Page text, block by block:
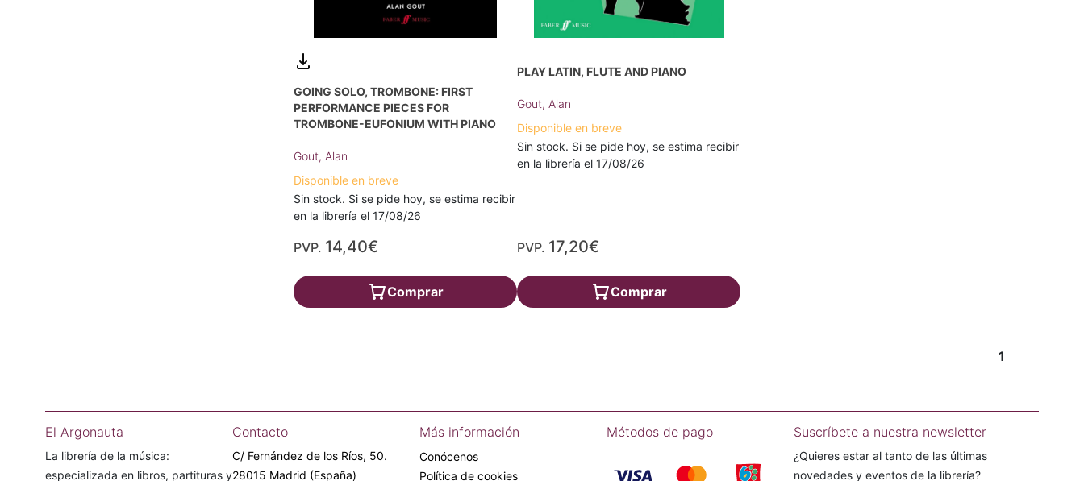
GOING SOLO, TROMBONE: FIRST
PERFORMANCE PIECES FOR
TROMBONE-EUFONIUM WITH PIANO
Gout, Alan
Disponible en breve
Sin stock. Si se pide hoy, se estima recibir
en la librería el 17/08/26
PVP. 14,40€
Comprar
PLAY LATIN, FLUTE AND PIANO
Gout, Alan
Disponible en breve
Sin stock. Si se pide hoy, se estima recibir
en la librería el 17/08/26
PVP. 17,20€
Comprar
1
El Argonauta
La librería de la música:
especializada en libros, partituras y
Contacto
C/ Fernández de los Ríos, 50.
28015 Madrid (España)
Más información
Conócenos
Política de cookies
Métodos de pago Suscríbete a nuestra newsletter
¿Quieres estar al tanto de las últimas
novedades y eventos de la librería?